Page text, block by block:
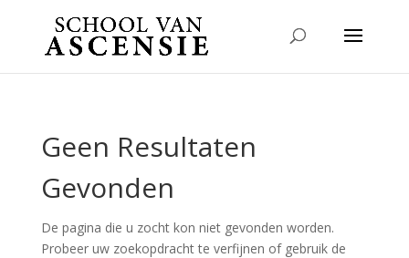
Geen Resultaten
Gevonden
De pagina die u zocht kon niet gevonden worden.
Probeer uw zoekopdracht te verfijnen of gebruik de